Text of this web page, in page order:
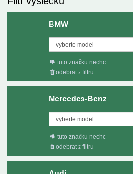
BMW
tuto značku nechci
odebrat z filtru
Mercedes-Benz
tuto značku nechci
odebrat z filtru